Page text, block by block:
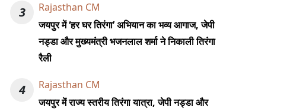
3
Rajasthan CM
जयपुर में ‘हर घर तिरंगा’ अभियान का भव्य आगाज, जेपी
नड्डा और मुख्यमंत्री भजनलाल शर्मा ने निकाली तिरंगा
रैली
4
Rajasthan CM
जयपुर में राज्य स्तरीय तिरंगा यात्रा, जेपी नड्डा और